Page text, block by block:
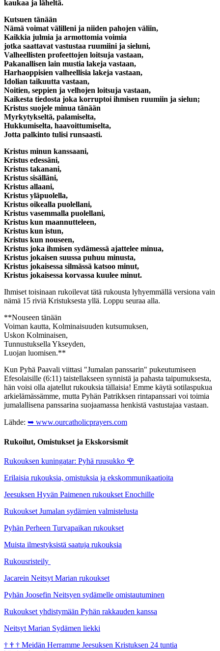
kaukaa ja läheltä.
Kutsuen tänään
Nämä voimat välilleni ja niiden pahojen väliin,
Kaikkia julmia ja armottomia voimia
jotka saattavat vastustaa ruumiini ja sieluni,
Valheellisten profeettojen loitsuja vastaan,
Pakanallisen lain mustia lakeja vastaan,
Harhaoppisien valheellisia lakeja vastaan,
Idolian taikuutta vastaan,
Noitien, seppien ja velhojen loitsuja vastaan,
Kaikesta tiedosta joka korruptoi ihmisen ruumiin ja sielun;
Kristus suojele minua tänään
Myrkytykseltä, palamiselta,
Hukkumiselta, haavoittumiselta,
Jotta palkinto tulisi runsaasti.
Kristus minun kanssaani,
Kristus edessäni,
Kristus takanani,
Kristus sisälläni,
Kristus allaani,
Kristus yläpuolella,
Kristus oikealla puolellani,
Kristus vasemmalla puolellani,
Kristus kun maannutteleen,
Kristus kun istun,
Kristus kun nouseen,
Kristus joka ihmisen sydämessä ajattelee minua,
Kristus jokaisen suussa puhuu minusta,
Kristus jokaisessa silmässä katsoo minut,
Kristus jokaisessa korvassa kuulee minut.
Ihmiset toisinaan rukoilevat tätä rukousta lyhyemmällä versiona vain
nämä 15 riviä Kristuksesta yllä. Loppu seuraa alla.
**Nouseen tänään
Voiman kautta, Kolminaisuuden kutsumuksen,
Uskon Kolminaisen,
Tunnustuksella Ykseyden,
Luojan luomisen.**
Kun Pyhä Paavali viittasi "Jumalan panssarin" pukeutumiseen
Efesolaisille (6:11) taistellakseen synnistä ja pahasta taipumuksesta,
hän voisi olla ajatellut rukouksia tällaisia! Emme käytä sotilaspukua
arkielämässämme, mutta Pyhän Patrikksen rintapanssari voi toimia
jumalallisena panssarina suojaamassa henkistä vastustajaa vastaan.
Lähde: ➥ www.ourcatholicprayers.com
Rukoilut, Omistukset ja Ekskorsismit
Rukouksen kuningatar: Pyhä ruusukko 🌹
Erilaisia rukouksia, omistuksia ja ekskommunikaatioita
Jeesuksen Hyvän Paimenen rukoukset Enochille
Rukoukset Jumalan sydämien valmistelusta
Pyhän Perheen Turvapaikan rukoukset
Muista ilmestyksistä saatuja rukouksia
Rukousristeily
Jacarein Neitsyt Marian rukoukset
Pyhän Joosefin Neitsyen sydämelle omistautuminen
Rukoukset yhdistymään Pyhän rakkauden kanssa
Neitsyt Marian Sydämen liekki
† † † Meidän Herramme Jeesuksen Kristuksen 24 tuntia